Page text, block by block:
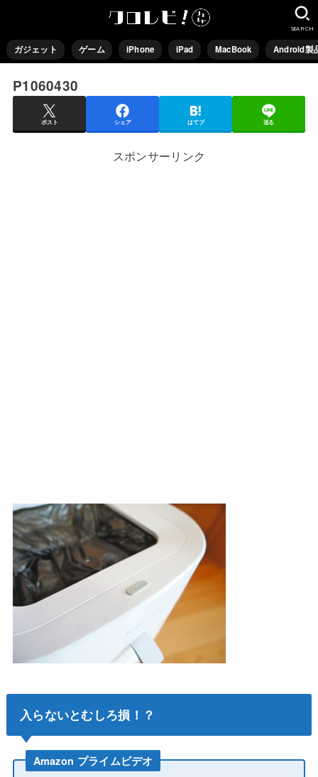
ガジェット ゲーム iPhone iPad MacBook Android製
SEARCH
P1060430
ポスト シェア はてブ 送る
スポンサーリンク
入らないとむしろ損！？
Amazon プライムビデオ